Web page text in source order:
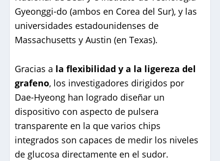
Gyeonggi-do (ambos en Corea del Sur), y las
universidades estadounidenses de
Massachusetts y Austin (en Texas).
Gracias a la flexibilidad y a la ligereza del
grafeno, los investigadores dirigidos por
Dae-Hyeong han logrado diseñar un
dispositivo con aspecto de pulsera
transparente en la que varios chips
integrados son capaces de medir los niveles
de glucosa directamente en el sudor.